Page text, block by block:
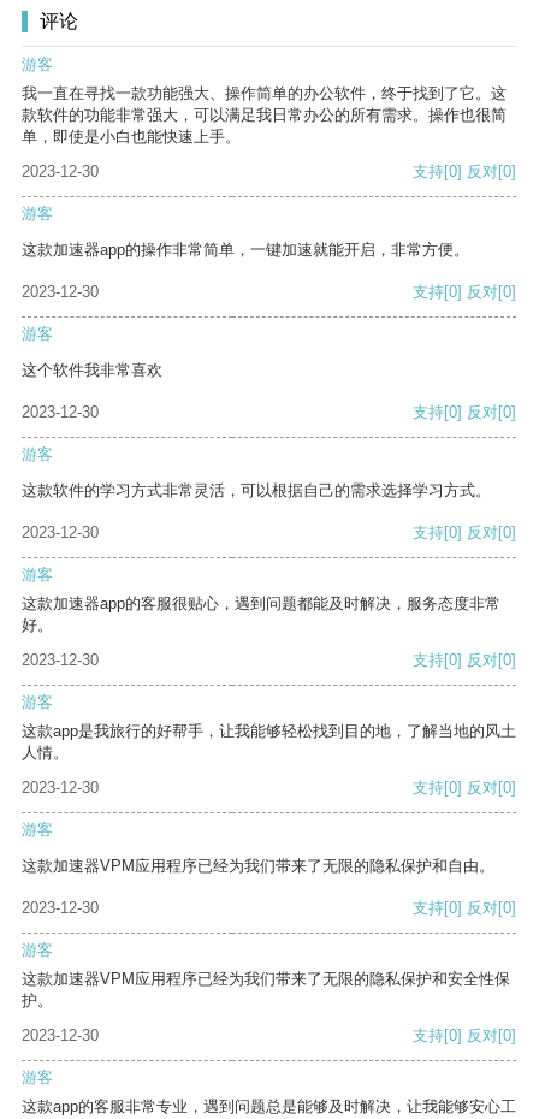
评论
游客
我一直在寻找一款功能强大、操作简单的办公软件，终于找到了它。这
款软件的功能非常强大，可以满足我日常办公的所有需求。操作也很简
单，即使是小白也能快速上手。
2023-12-30
支持[0] 反对[0]
游客
这款加速器app的操作非常简单，一键加速就能开启，非常方便。
2023-12-30 支持[0] 反对[0]
游客
这个软件我非常喜欢
2023-12-30 支持[0] 反对[0]
游客
这款软件的学习方式非常灵活，可以根据自己的需求选择学习方式。
2023-12-30 支持[0] 反对[0]
游客
这款加速器app的客服很贴心，遇到问题都能及时解决，服务态度非常
好。
2023-12-30
支持[0] 反对[0]
游客
这款app是我旅行的好帮手，让我能够轻松找到目的地，了解当地的风土
人情。
2023-12-30
支持[0] 反对[0]
游客
这款加速器VPM应用程序已经为我们带来了无限的隐私保护和自由。
2023-12-30 支持[0] 反对[0]
游客
这款加速器VPM应用程序已经为我们带来了无限的隐私保护和安全性保
护。
2023-12-30
支持[0] 反对[0]
游客
这款app的客服非常专业，遇到问题总是能够及时解决，让我能够安心工